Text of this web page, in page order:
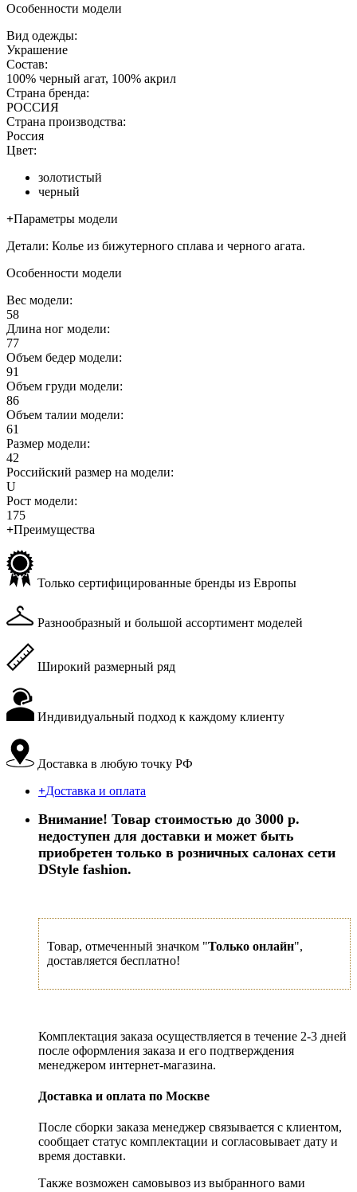
Особенности модели
Вид одежды:
Украшение
Состав:
100% черный агат, 100% акрил
Страна бренда:
РОССИЯ
Страна производства:
Россия
Цвет:
золотистый
черный
+Параметры модели
Детали: Колье из бижутерного сплава и черного агата.
Особенности модели
Вес модели:
58
Длина ног модели:
77
Объем бедер модели:
91
Объем груди модели:
86
Объем талии модели:
61
Размер модели:
42
Российский размер на модели:
U
Рост модели:
175
+Преимущества
Только сертифицированные бренды из Европы
Разнообразный и большой ассортимент моделей
Широкий размерный ряд
Индивидуальный подход к каждому клиенту
Доставка в любую точку РФ
+Доставка и оплата
Внимание! Товар стоимостью до 3000 р.
недоступен для доставки и может быть
приобретен только в розничных салонах сети
DStyle fashion.
Товар, отмеченный значком "Только онлайн",
доставляется бесплатно!
Комплектация заказа осуществляется в течение 2-3 дней
после оформления заказа и его подтверждения
менеджером интернет-магазина.
Доставка и оплата по Москве
После сборки заказа менеджер связывается с клиентом,
сообщает статус комплектации и согласовывает дату и
время доставки.
Также возможен самовывоз из выбранного вами